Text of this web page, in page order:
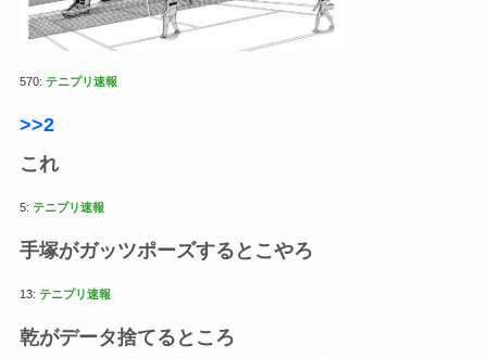
570: テニプリ速報
>>2
これ
5: テニプリ速報
手塚がガッツポーズするとこやろ
13: テニプリ速報
乾がデータ捨てるところ